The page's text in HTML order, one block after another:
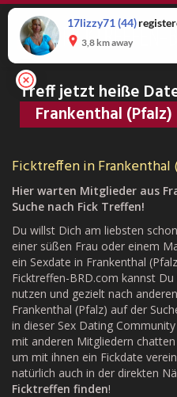
Skip
main
content
Treff jetzt heiße
Frankenthal (Pfalz)
Ficktreffen in Frankenthal
Hier warten Mitglieder aus
Suche nach Fick Treffen!
Du willst Dich am liebsten
einer süßen Frau oder einem
ein Sexdate in Frankenthal
Ficktreffen-BRD.com kannst
nutzen und gezielt nach
Frankenthal (Pfalz) auf der
in dieser Sex Dating
mit anderen Mitgliedern
um mit ihnen ein Fickdate
natürlich auch in der direkten
Ficktreffen finden!
17lizzy71 (44)
3,8 km away